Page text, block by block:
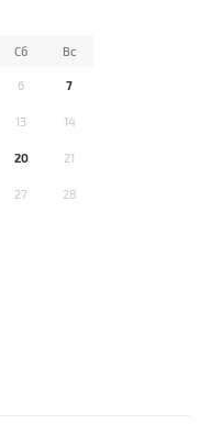
Сб Вс
6 7
13 14
20 21
27 28